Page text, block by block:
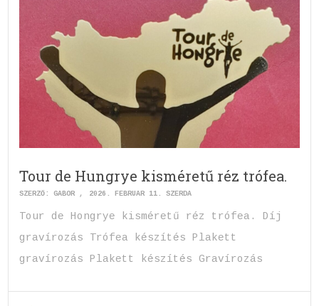
Tour de Hungrye kisméretű réz trófea.
SZERZŐ:GABOR 2026. FEBRUÁR 11. SZERDA
Tour de Hongrye kisméretű réz trófea. Díj
gravírozás Trófea készítés Plakett
gravírozás Plakett készítés Gravírozás